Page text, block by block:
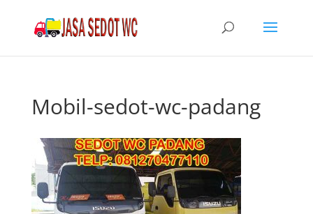
Mobil-sedot-wc-padang